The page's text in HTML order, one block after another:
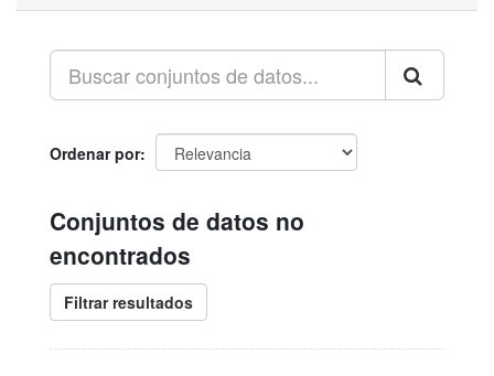
Ordenar por
Conjuntos de datos no
encontrados
Filtrar resultados